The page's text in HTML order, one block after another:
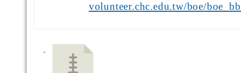
volunteer.chc.edu.tw/boe/